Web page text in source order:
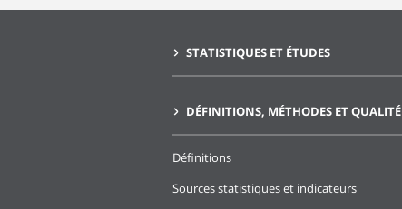
STATISTIQUES ET ÉTUDES
DÉFINITIONS, MÉTHODES ET QUALITÉ
Définitions
Sources statistiques et indicateurs